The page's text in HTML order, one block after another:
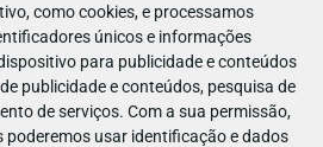
como cookies, e processamos
únicos e informações
para publicidade e conteúdos
publicidade e conteúdos, pesquisa de
de serviços. Com a sua permissão,
poderemos usar identificação e dados